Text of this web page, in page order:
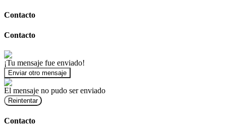
Contacto
Contacto
¡Tu mensaje fue enviado!
Enviar otro mensaje
El mensaje no pudo ser enviado
Reintentar
Contacto